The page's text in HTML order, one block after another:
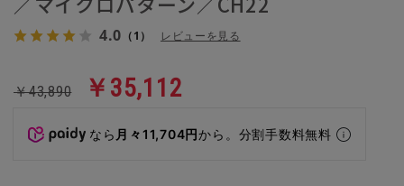
4.0 （1） レビューを見る
￥43,890 ￥35,112
なら 月々11,704円から。分割手数料無料